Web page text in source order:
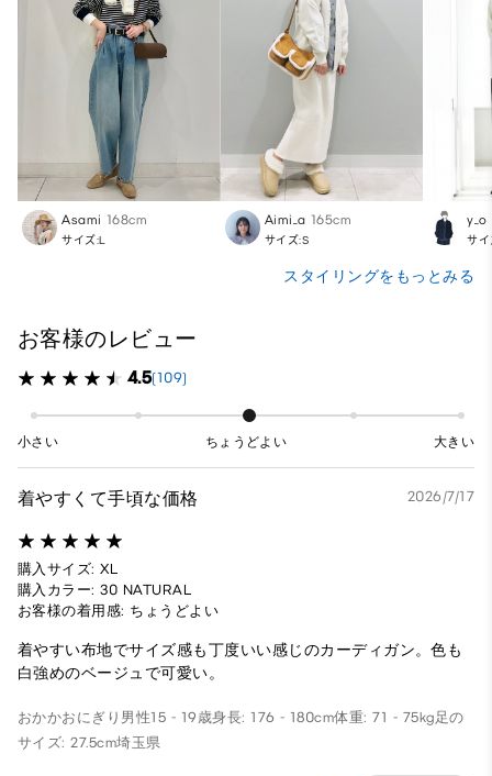
Asami 168cm
サイズ:L
Aimi_a 165cm
サイズ:S
y_o
サ
スタイリングをもっとみる
お客様のレビュー
4.5(109)
小さい ちょうどよい 大きい
着やすくて手頃な価格 2026/7/17
購入サイズ: XL
購入カラー: 30 NATURAL
お客様の着用感: ちょうどよい
着やすい布地でサイズ感も丁度いい感じのカーディガン。色も
白強めのベージュで可愛い。
おかかおにぎり 男性15 - 19歳身長: 176 - 180cm体重: 71 - 75kg足の
サイズ: 27.5cm埼玉県